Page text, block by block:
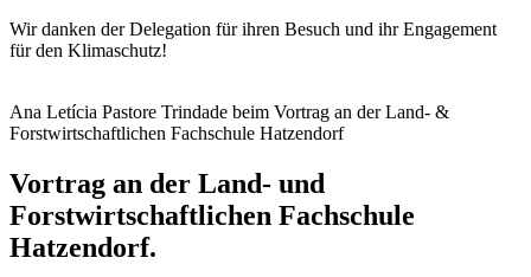
Wir danken der Delegation für ihren Besuch und ihr Engagement
für den Klimaschutz!
Ana Letícia Pastore Trindade beim Vortrag an der Land- &
Forstwirtschaftlichen Fachschule Hatzendorf
Vortrag an der Land- und
Forstwirtschaftlichen Fachschule
Hatzendorf.